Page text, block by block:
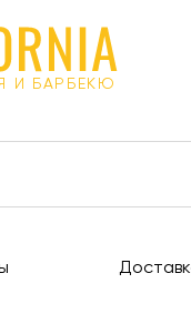
И БАРБЕКЮ